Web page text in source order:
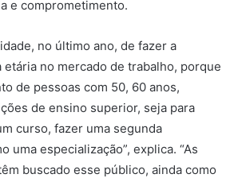
e comprometimento.
no último ano, de fazer a
etária no mercado de trabalho, porque
de pessoas com 50, 60 anos,
de ensino superior, seja para
curso, fazer uma segunda
uma especialização”, explica. “As
buscado esse público, ainda como